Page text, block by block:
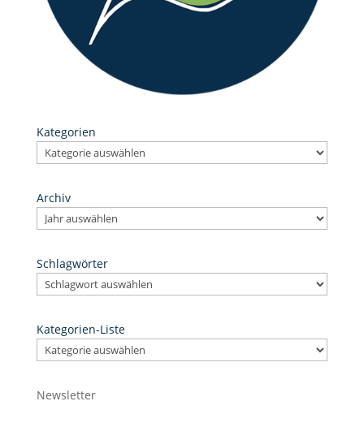
Kategorien
Archiv
Schlagwörter
Kategorien-Liste
Newsletter